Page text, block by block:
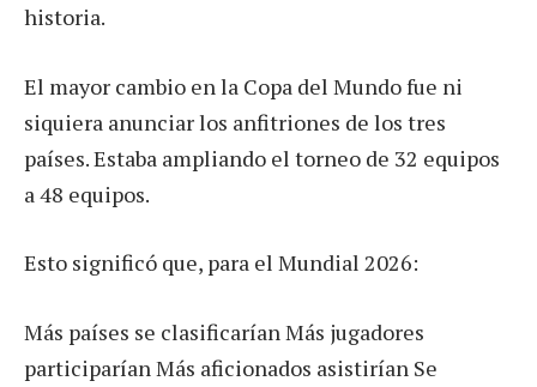
historia.
El mayor cambio en la Copa del Mundo fue ni
siquiera anunciar los anfitriones de los tres
países. Estaba ampliando el torneo de 32 equipos
a 48 equipos.
Esto significó que, para el Mundial 2026:
Más países se clasificarían Más jugadores
participarían Más aficionados asistirían Se